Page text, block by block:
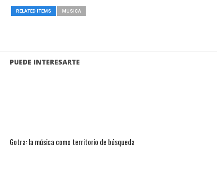
RELATED ITEMS MUSICA
PUEDE INTERESARTE
Gotra: la música como territorio de búsqueda